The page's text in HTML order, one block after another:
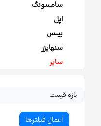
سامسونگ
اپل
بیتس
سنهایزر
سایر
بازه قیمت